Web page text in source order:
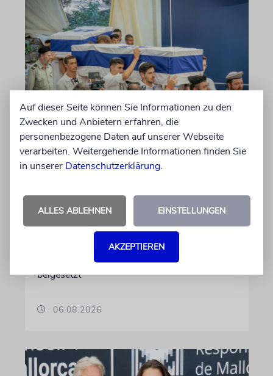
JERUSALEM
Großeltern umgebettet:
Theodor Herzls letzter Wille
Die Überreste von Schimon und Rikva Herzl,
Vorfahren väterlicherseits des Zionismus-
Begründers und prägende Gestalten in
Theodor Herzls Jugend, wurden von Serbien
nach Israel überführt und auf dem Herzlberg
beigesetzt
06.08.2026
Auf dieser Seite können Sie Informationen zu den
Zwecken und Anbietern erfahren, die
personenbezogene Daten auf unserer Webseite
verarbeiten. Weitergehende Informationen finden Sie
in unserer Datenschutzerklärung.
ALLES ABLEHNEN EINSTELLUNGEN
AKZEPTIEREN